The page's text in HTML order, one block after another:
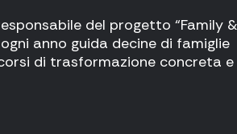
del progetto “Family
ogni anno guida decine di famiglie
di trasformazione concreta